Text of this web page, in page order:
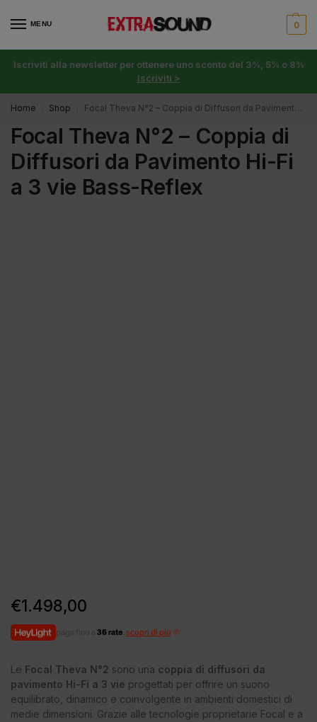
MENU 0
Iscriviti alla newsletter per ottenere uno sconto del 3%, 5% o 8%
Iscriviti >
Home Shop Focal Theva N°2 – Coppia di Diffusori da Pavimento Hi-Fi a 3 vie Bass-Reflex
Focal Theva N°2 – Coppia di
Diffusori da Pavimento Hi-Fi
a 3 vie Bass-Reflex
€1.498,00
36 rate scopri di più
Le Focal Theva N°2 sono una coppia di diffusori da
pavimento Hi-Fi a 3 vie progettati per offrire un suono
equilibrato, dinamico e coinvolgente in ambienti domestici di
medie dimensioni. Grazie alle tecnologie proprietarie Focal e a